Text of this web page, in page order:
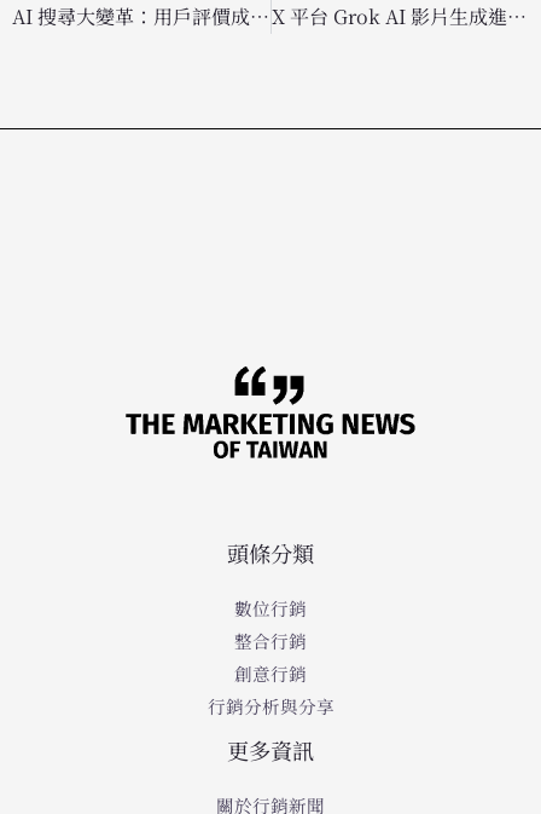
AI 搜尋大變革：用戶評價成為品牌搶奪 ChatGPT 與 Perplexity 推薦的新戰場 X 平台 Grok AI 影片生成進化！支援多圖輸入，社群短影音創作門檻再降低
頭條分類
數位行銷
整合行銷
創意行銷
行銷分析與分享
更多資訊
關於行銷新聞